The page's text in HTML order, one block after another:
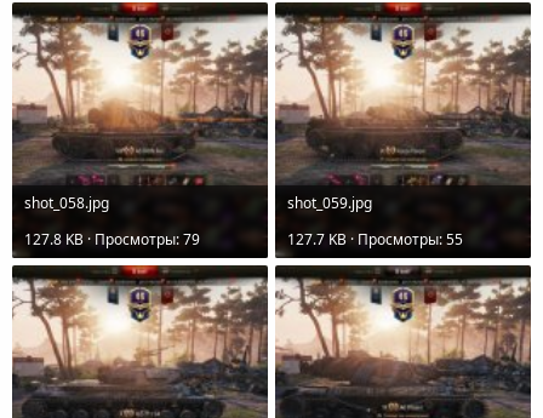
shot_058.jpg
127.8 KB · Просмотры: 79
shot_059.jpg
127.7 KB · Просмотры: 55